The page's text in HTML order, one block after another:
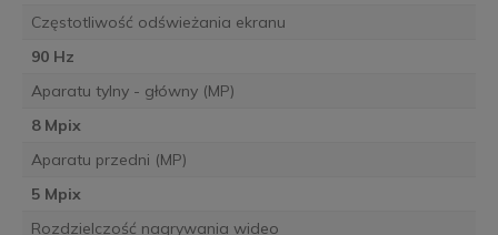
Częstotliwość odświeżania ekranu
90 Hz
Aparatu tylny - główny (MP)
8 Mpix
Aparatu przedni (MP)
5 Mpix
Rozdzielczość nagrywania wideo